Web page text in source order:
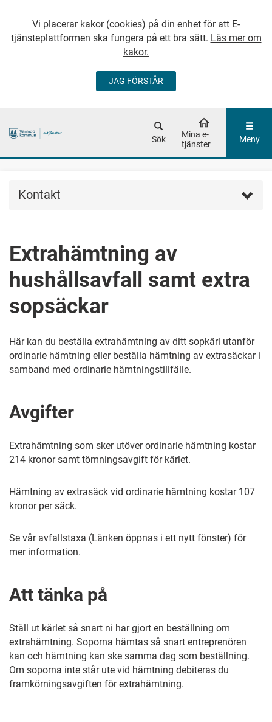
Vi placerar kakor (cookies) på din enhet för att E-
tjänsteplattformen ska fungera på ett bra sätt. Läs mer om
kakor.
JAG FÖRSTÅR
GÅ DIREKT TILL
Sök
Mina e-
tjänster
Meny
Kontakt
Extrahämtning av
hushållsavfall samt extra
sopsäckar
Här kan du beställa extrahämtning av ditt sopkärl utanför
ordinarie hämtning eller beställa hämtning av extrasäckar i
samband med ordinarie hämtningstillfälle.
Avgifter
Extrahämtning som sker utöver ordinarie hämtning kostar
214 kronor samt tömningsavgift för kärlet.
Hämtning av extrasäck vid ordinarie hämtning kostar 107
kronor per säck.
Se vår avfallstaxa (Länken öppnas i ett nytt fönster) för
mer information.
Att tänka på
Ställ ut kärlet så snart ni har gjort en beställning om
extrahämtning. Soporna hämtas så snart entreprenören
kan och hämtning kan ske samma dag som beställning.
Om soporna inte står ute vid hämtning debiteras du
framkörningsavgiften för extrahämtning.